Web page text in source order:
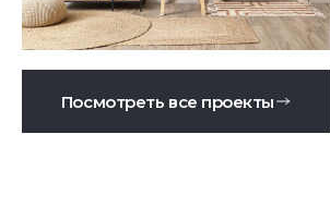
Посмотреть все проекты